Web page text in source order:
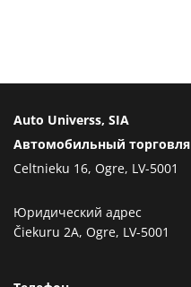
Auto Universs, SIA
Автомобильный торговля
Celtnieku 16, Ogre, LV-5001
Юридический адрес
Čiekuru 2A, Ogre, LV-5001